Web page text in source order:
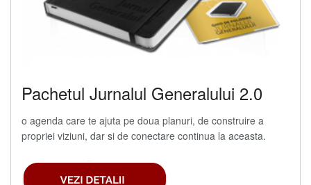
Pachetul Jurnalul Generalului 2.0
o agenda care te ajuta pe doua planuri, de construire a
propriei viziuni, dar si de conectare continua la aceasta.